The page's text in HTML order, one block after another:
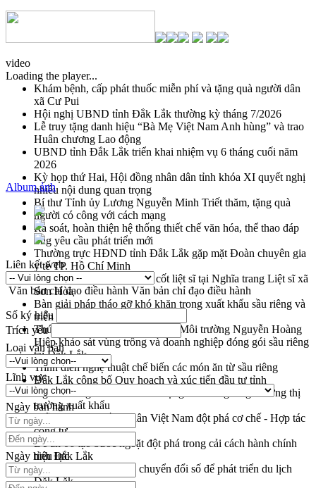
video
Loading the player...
Khám bệnh, cấp phát thuốc miễn phí và tặng quà người dân
xã Cư Pui
Hội nghị UBND tỉnh Đắk Lắk thường kỳ tháng 7/2026
Lễ truy tặng danh hiệu “Bà Mẹ Việt Nam Anh hùng” và trao
Huân chương Lao động
UBND tỉnh Đắk Lắk triển khai nhiệm vụ 6 tháng cuối năm
2026
Kỳ họp thứ Hai, Hội đồng nhân dân tỉnh khóa XI quyết nghị
nhiều nội dung quan trọng
Bí thư Tỉnh ủy Lương Nguyễn Minh Triết thăm, tặng quà
người có công với cách mạng
Rà soát, hoàn thiện hệ thống thiết chế văn hóa, thể thao đáp
ứng yêu cầu phát triển mới
Thường trực HĐND tỉnh Đắk Lắk gặp mặt Đoàn chuyên gia
y tế TP. Hồ Chí Minh
Lễ truy điệu và an táng hài cốt liệt sĩ tại Nghĩa trang Liệt sĩ xã
Sơn Hòa
Bàn giải pháp tháo gỡ khó khăn trong xuất khẩu sầu riêng và
triển khai quy định EUDR
Thứ trưởng Bộ Nông nghiệp và Môi trường Nguyễn Hoàng
Hiệp khảo sát vùng trồng và doanh nghiệp đóng gói sầu riêng
tại Đắk Lắk
Trình diễn nghệ thuật chế biến các món ăn từ sầu riêng
Đắk Lắk công bố Quy hoạch và xúc tiến đầu tư tỉnh
Ngành cá ngừ Đắk Lắk chủ động thích ứng để giữ vững thị
trường xuất khẩu
Diễn đàn Kinh tế tư nhân Việt Nam đột phá cơ chế - Hợp tác
công tư
Đề án 06 tạo bước ngoặt đột phá trong cải cách hành chính
tỉnh Đắk Lắk
Kết nối tour, đẩy mạnh chuyển đổi số để phát triển du lịch
Đắk Lắk
Album ảnh
Liên kết web
Văn bản chỉ đạo điều hành Văn bản chỉ đạo điều hành
Số ký hiệu
Trích yếu
Loại văn bản
Lĩnh vực
Ngày ban hành
Ngày hiệu lực